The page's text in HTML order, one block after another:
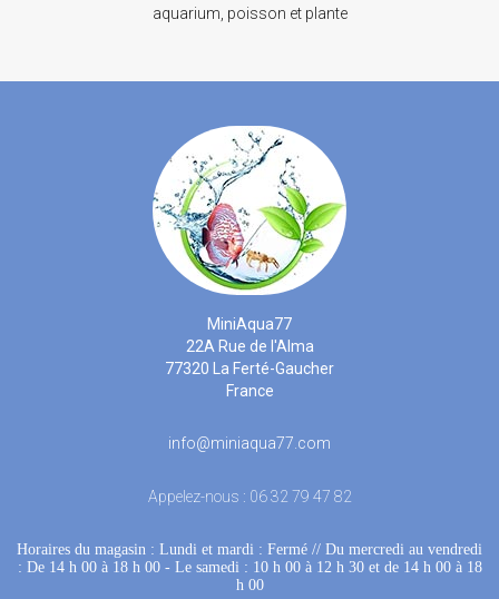
aquarium, poisson et plante
MiniAqua77
22A Rue de l'Alma
77320 La Ferté-Gaucher
France
info@miniaqua77.com
Appelez-nous : 06 32 79 47 82
Horaires du magasin : Lundi et mardi : Fermé // Du mercredi au vendredi
: De 14 h 00 à 18 h 00 - Le samedi : 10 h 00 à 12 h 30 et de 14 h 00 à 18
h 00